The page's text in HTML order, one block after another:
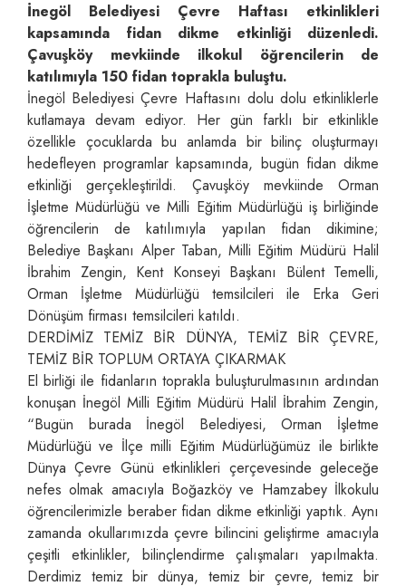
İnegöl Belediyesi Çevre Haftası etkinlikleri
kapsamında fidan dikme etkinliği düzenledi.
Çavuşköy mevkiinde ilkokul öğrencilerin de
katılımıyla 150 fidan toprakla buluştu.
İnegöl Belediyesi Çevre Haftasını dolu dolu etkinliklerle
kutlamaya devam ediyor. Her gün farklı bir etkinlikle
özellikle çocuklarda bu anlamda bir bilinç oluşturmayı
hedefleyen programlar kapsamında, bugün fidan dikme
etkinliği gerçekleştirildi. Çavuşköy mevkiinde Orman
İşletme Müdürlüğü ve Milli Eğitim Müdürlüğü iş birliğinde
öğrencilerin de katılımıyla yapılan fidan dikimine;
Belediye Başkanı Alper Taban, Milli Eğitim Müdürü Halil
İbrahim Zengin, Kent Konseyi Başkanı Bülent Temelli,
Orman İşletme Müdürlüğü temsilcileri ile Erka Geri
Dönüşüm firması temsilcileri katıldı.
DERDİMİZ TEMİZ BİR DÜNYA, TEMİZ BİR ÇEVRE,
TEMİZ BİR TOPLUM ORTAYA ÇIKARMAK
El birliği ile fidanların toprakla buluşturulmasının ardından
konuşan İnegöl Milli Eğitim Müdürü Halil İbrahim Zengin,
“Bugün burada İnegöl Belediyesi, Orman İşletme
Müdürlüğü ve İlçe milli Eğitim Müdürlüğümüz ile birlikte
Dünya Çevre Günü etkinlikleri çerçevesinde geleceğe
nefes olmak amacıyla Boğazköy ve Hamzabey İlkokulu
öğrencilerimizle beraber fidan dikme etkinliği yaptık. Aynı
zamanda okullarımızda çevre bilincini geliştirme amacıyla
çeşitli etkinlikler, bilinçlendirme çalışmaları yapılmakta.
Derdimiz temiz bir dünya, temiz bir çevre, temiz bir